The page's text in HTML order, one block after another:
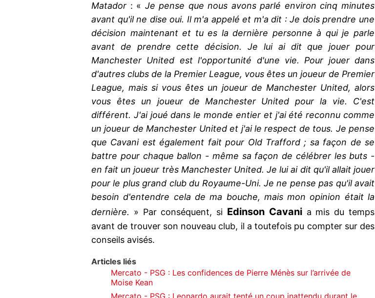
Matador : « Je pense que nous avons parlé environ cinq minutes
avant qu'il ne dise oui. Il m'a appelé et m'a dit : Je dois prendre une
décision maintenant et tu es la dernière personne à qui je parle
avant de prendre cette décision. Je lui ai dit que jouer pour
Manchester United est l'opportunité d'une vie. Pour jouer dans
d'autres clubs de la Premier League, vous êtes un joueur de Premier
League, mais si vous êtes un joueur de Manchester United, alors
vous êtes un joueur de Manchester United pour la vie. C'est
différent. J'ai joué dans le monde entier et j'ai été reconnu comme
un joueur de Manchester United et j'ai le respect de tous. Je pense
que Cavani est également fait pour Old Trafford ; sa façon de se
battre pour chaque ballon - même sa façon de célébrer les buts -
en fait un joueur très Manchester United. Je lui ai dit qu'il allait jouer
pour le plus grand club du Royaume-Uni. Je ne pense pas qu'il avait
besoin d'entendre cela de ma bouche, mais mon opinion était la
dernière. » Par conséquent, si Edinson Cavania mis du temps
avant de trouver son nouveau club, il a toutefois pu compter sur des
conseils avisés.
Articles liés
Mercato - PSG : Les confidences de Pierre Ménès sur l’arrivée de
Moise Kean